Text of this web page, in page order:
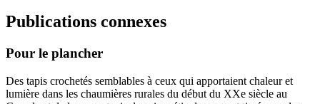
Publications connexes
Pour le plancher
Des tapis crochetés semblables à ceux qui apportaient chaleur et
lumière dans les chaumières rurales du début du XXe siècle au